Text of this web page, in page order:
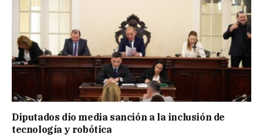
Diputados dio media sanción a la inclusión de
tecnología y robótica